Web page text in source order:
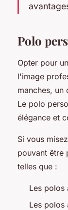
Polo
Opter pour
l'image
manches,
Le polo
élégance et
Si vous
pouvant être
telles que :
Les polos
Les polos